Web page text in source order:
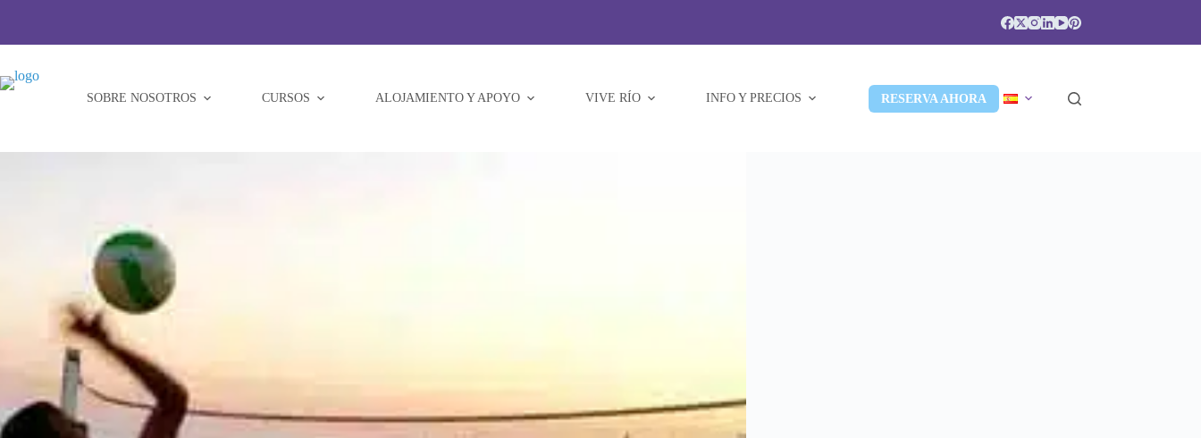
SOBRE NOSOTROS CURSOS ALOJAMIENTO Y APOYO VIVE RÍO INFO Y PRECIOS RESERVA AHORA